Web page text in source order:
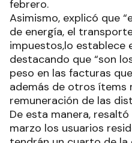
febrero.
Asimismo, explicó que
de energía, el
impuestos,lo establece
destacando que “son
peso en las facturas
además de otros ítems
remuneración de las
De esta manera, resaltó
marzo los usuarios